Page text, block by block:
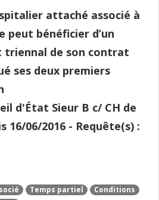
attaché associé à
peut bénéficier d’un
triennal de son contrat
ses deux premiers
d'État Sieur B c/ CH de
16/06/2016 - Requête(s) :
Temps partiel
Conditions